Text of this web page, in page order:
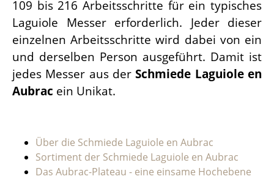
109 bis 216 Arbeitsschritte für ein typisches
Laguiole Messer erforderlich. Jeder dieser
einzelnen Arbeitsschritte wird dabei von ein
und derselben Person ausgeführt. Damit ist
jedes Messer aus der Schmiede Laguiole en
Aubrac ein Unikat.
Über die Schmiede Laguiole en Aubrac
Sortiment der Schmiede Laguiole en Aubrac
Das Aubrac-Plateau - eine einsame Hochebene